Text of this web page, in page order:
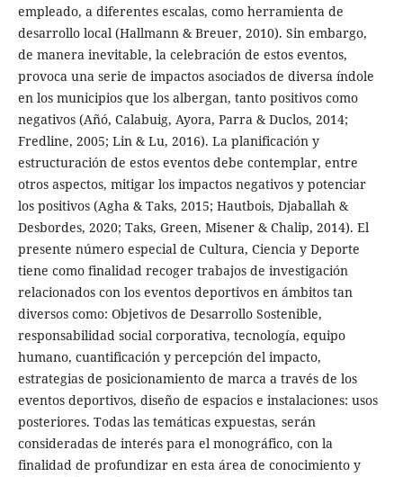
empleado, a diferentes escalas, como herramienta de
desarrollo local (Hallmann & Breuer, 2010). Sin embargo,
de manera inevitable, la celebración de estos eventos,
provoca una serie de impactos asociados de diversa índole
en los municipios que los albergan, tanto positivos como
negativos (Añó, Calabuig, Ayora, Parra & Duclos, 2014;
Fredline, 2005; Lin & Lu, 2016). La planificación y
estructuración de estos eventos debe contemplar, entre
otros aspectos, mitigar los impactos negativos y potenciar
los positivos (Agha & Taks, 2015; Hautbois, Djaballah &
Desbordes, 2020; Taks, Green, Misener & Chalip, 2014). El
presente número especial de Cultura, Ciencia y Deporte
tiene como finalidad recoger trabajos de investigación
relacionados con los eventos deportivos en ámbitos tan
diversos como: Objetivos de Desarrollo Sostenible,
responsabilidad social corporativa, tecnología, equipo
humano, cuantificación y percepción del impacto,
estrategias de posicionamiento de marca a través de los
eventos deportivos, diseño de espacios e instalaciones: usos
posteriores. Todas las temáticas expuestas, serán
consideradas de interés para el monográfico, con la
finalidad de profundizar en esta área de conocimiento y